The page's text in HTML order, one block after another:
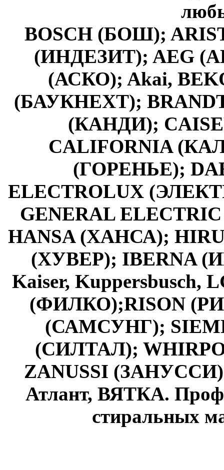
BOSCH (БОШ);
(ИНДЕЗИТ); AEG
(АСКО); Akai,
(БАУКНЕХТ);
(КАНДИ);
CALIFORNIA
(ГОРЕНЬЕ);
ELECTROLUX
GENERAL
HANSA (ХАНСА);
(ХУВЕР); IBERNA
Kaiser,
(ФИЛКО);RISON
(САМСУНГ);
(СИЛТАЛ);
ZANUSSI
Атлант, ВЯТКА.
стиральных